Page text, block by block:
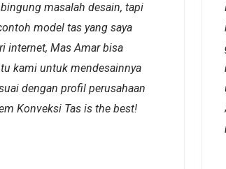
masalah desain, tapi
model tas yang saya
internet, Mas Amar bisa
kami untuk mendesainnya
dengan profil perusahaan
Konveksi Tas is the best!